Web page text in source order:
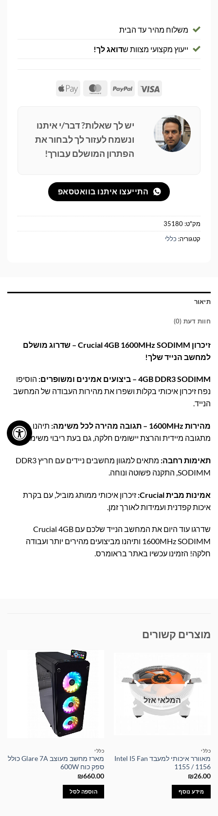
משלוח מהיר עד הבית
ייעוץ מקצועי מצוות שדואג לך!
Visa
PayPal
MasterCard
Apple
יש לך שאלות? דבר/י איתנו
ונשמח לעזור לך לבחור את
הפתרון המושלם עבורך!
התייעצו איתנו בוואטסאפ
מק"ט: 35180
קטגוריה: כללי
תיאור
חוות דעת (0)
זיכרון Crucial 4GB 1600MHz SODIMM – שדרוג מושלם
למחשב הנייד שלך!
4GB DDR3 SODIMM – ביצועים אמינים ומשופרים:
הוסיפו
נפח זיכרון איכותי בקלות ושפרו את מהירות העבודה של המחשב
הנייד.
מהירות 1600MHz – תגובה מהירה לכל משימה:
תיהנו
מתגובה מיידית והרצת יישומים חלקה, גם בעת ריבוי משימות.
תאימות רחבה:
מתאים למגוון מחשבים ניידים עם חריץ DDR3
SODIMM, התקנה פשוטה ונוחה.
אמינות מבית Crucial:
זיכרון איכותי ממותג מוביל, עם בקרת
איכות קפדנית ועמידות לאורך זמן.
שדרגו עוד היום את המחשב הנייד שלכם עם Crucial 4GB
1600MHz SODIMM ותיהנו מביצועים מהירים יותר ועבודה
חלקה! הזמינו עכשיו באתר בראומרס.
מוצרים קשורים
המלאי אזל
כללי
מאוורר איכותי למעבד Intel I5 Fan
1155 / 1156
₪26.00
מידע נוסף
כללי
מארז מחשב מעוצב Glare 7A כולל
ספק כוח 600W
₪660.00
הוספה לסל